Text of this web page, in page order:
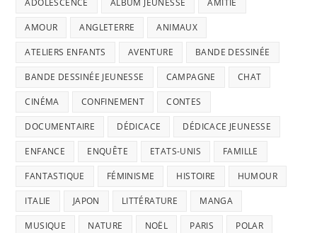
ADOLESCENCE ALBUM JEUNESSE AMITIÉ
AMOUR ANGLETERRE ANIMAUX
ATELIERS ENFANTS AVENTURE BANDE DESSINÉE
BANDE DESSINÉE JEUNESSE CAMPAGNE CHAT
CINÉMA CONFINEMENT CONTES
DOCUMENTAIRE DÉDICACE DÉDICACE JEUNESSE
ENFANCE ENQUÊTE ETATS-UNIS FAMILLE
FANTASTIQUE FÉMINISME HISTOIRE HUMOUR
ITALIE JAPON LITTÉRATURE MANGA
MUSIQUE NATURE NOËL PARIS POLAR